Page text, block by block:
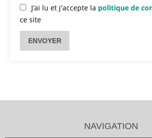
J’ai lu et j'accepte la politique de
ce site
ENVOYER
NAVIGATION